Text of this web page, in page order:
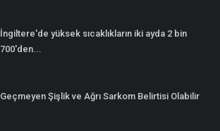
İngiltere'de yüksek sıcaklıkların iki ayda 2 bin
700'den...
Geçmeyen Şişlik ve Ağrı Sarkom Belirtisi Olabilir